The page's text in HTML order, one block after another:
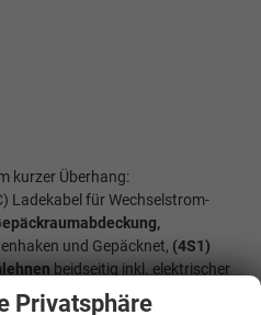
kurzer Überhang:
Ladekabel für Wechselstrom-
und Gepäcknet, (4S1)
beidseitig inkl. elektrischer
auf der Sitzrückseite,
Privatsphäre